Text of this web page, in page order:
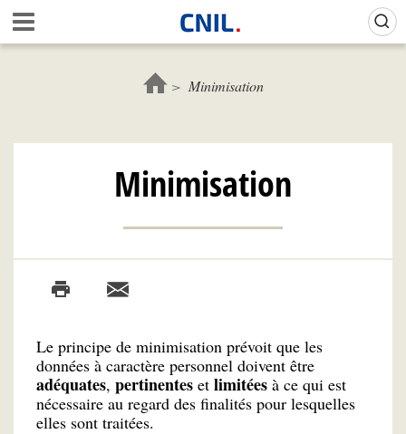
Aller
au
contenu
c
l
C
N
Minimisation
Minimisation
Le principe de minimisation prévoit que les
données à caractère personnel doivent être
adéquates, pertinentes et limitées à ce qui est
nécessaire au regard des finalités pour lesquelles
elles sont traitées.
Gestion de vos préférences sur les cookies (témoins de connexion)